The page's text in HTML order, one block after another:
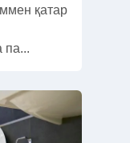
қатар
па...